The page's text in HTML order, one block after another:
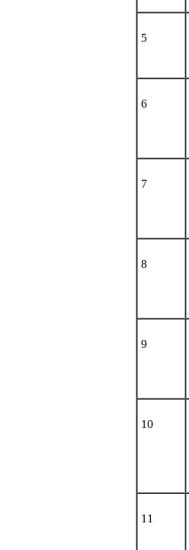
5
6
7
8
9
10
11